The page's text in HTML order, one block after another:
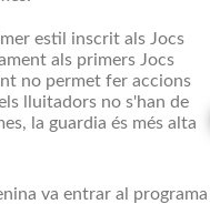
estil inscrit als Jocs
als primers Jocs
no permet fer accions
lluitadors no s'han de
la guardia és més alta
va entrar al